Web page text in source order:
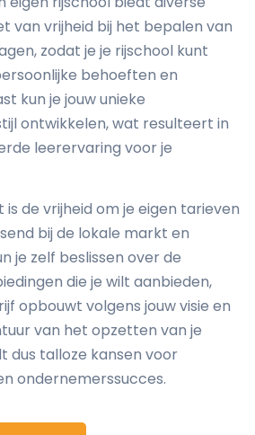
van vrijheid bij het bepalen van
zodat je je rijschool kunt
behoeften en
kun je jouw unieke
ontwikkelen, wat resulteert in
leerervaring voor je
is de vrijheid om je eigen tarieven
bij de lokale markt en
je zelf beslissen over de
die je wilt aanbieden,
opbouwt volgens jouw visie en
van het opzetten van je
dus talloze kansen voor
ondernemerssucces.